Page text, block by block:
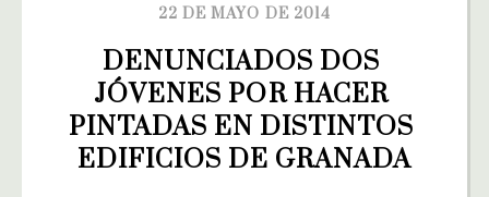
22 DE MAYO DE 2014
DENUNCIADOS DOS
JÓVENES POR HACER
PINTADAS EN DISTINTOS
EDIFICIOS DE GRANADA